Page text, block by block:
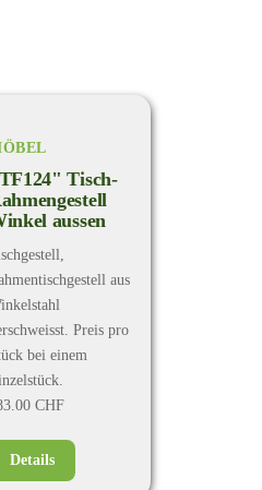
Tisch-
aussen
aus
Preis pro
bei einem
CHF
Details